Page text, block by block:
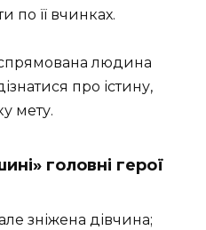
по її вчинках.
людина
про істину,
мету.
головні герої
зніжена дівчина;